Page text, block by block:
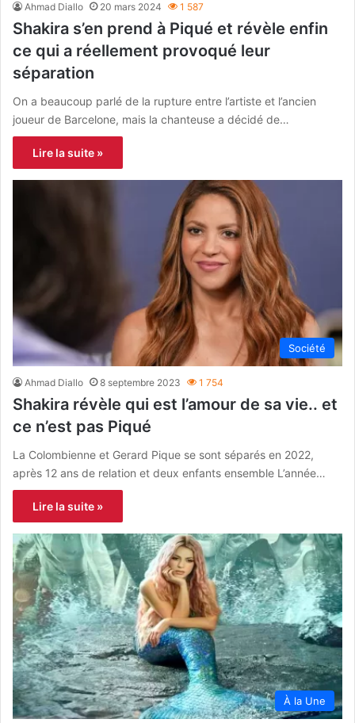
Ahmad Diallo 20 mars 2024 1 587
Shakira s’en prend à Piqué et révèle enfin
ce qui a réellement provoqué leur
séparation
On a beaucoup parlé de la rupture entre l’artiste et l’ancien
joueur de Barcelone, mais la chanteuse a décidé de…
Lire la suite »
Société
Ahmad Diallo 8 septembre 2023 1 754
Shakira révèle qui est l’amour de sa vie.. et
ce n’est pas Piqué
La Colombienne et Gerard Pique se sont séparés en 2022,
après 12 ans de relation et deux enfants ensemble L’année…
Lire la suite »
À la Une